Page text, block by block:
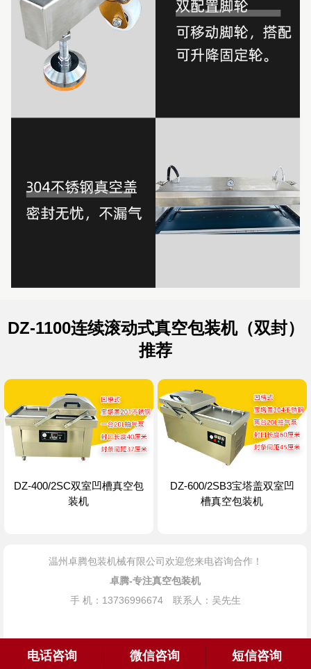
DZ-1100连续滚动式真空包装机（双封）
推荐
DZ-400/2SC双室凹槽真空包
装机
DZ-600/2SB3宝塔盖双室凹
槽真空包装机
温州卓腾包装机械有限公司欢迎您来电咨询合作！
卓腾-专注真空包装机
手 机：13736996674 联系人：吴先生
电话咨询 微信咨询 短信咨询